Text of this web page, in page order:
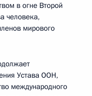
в огне Второй
человека,
мирового
Устава ООН,
международного